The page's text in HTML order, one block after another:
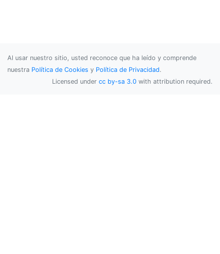
Al usar nuestro sitio, usted reconoce que ha leído y comprende
nuestra Política de Cookies y Política de Privacidad.
Licensed under cc by-sa 3.0 with attribution required.